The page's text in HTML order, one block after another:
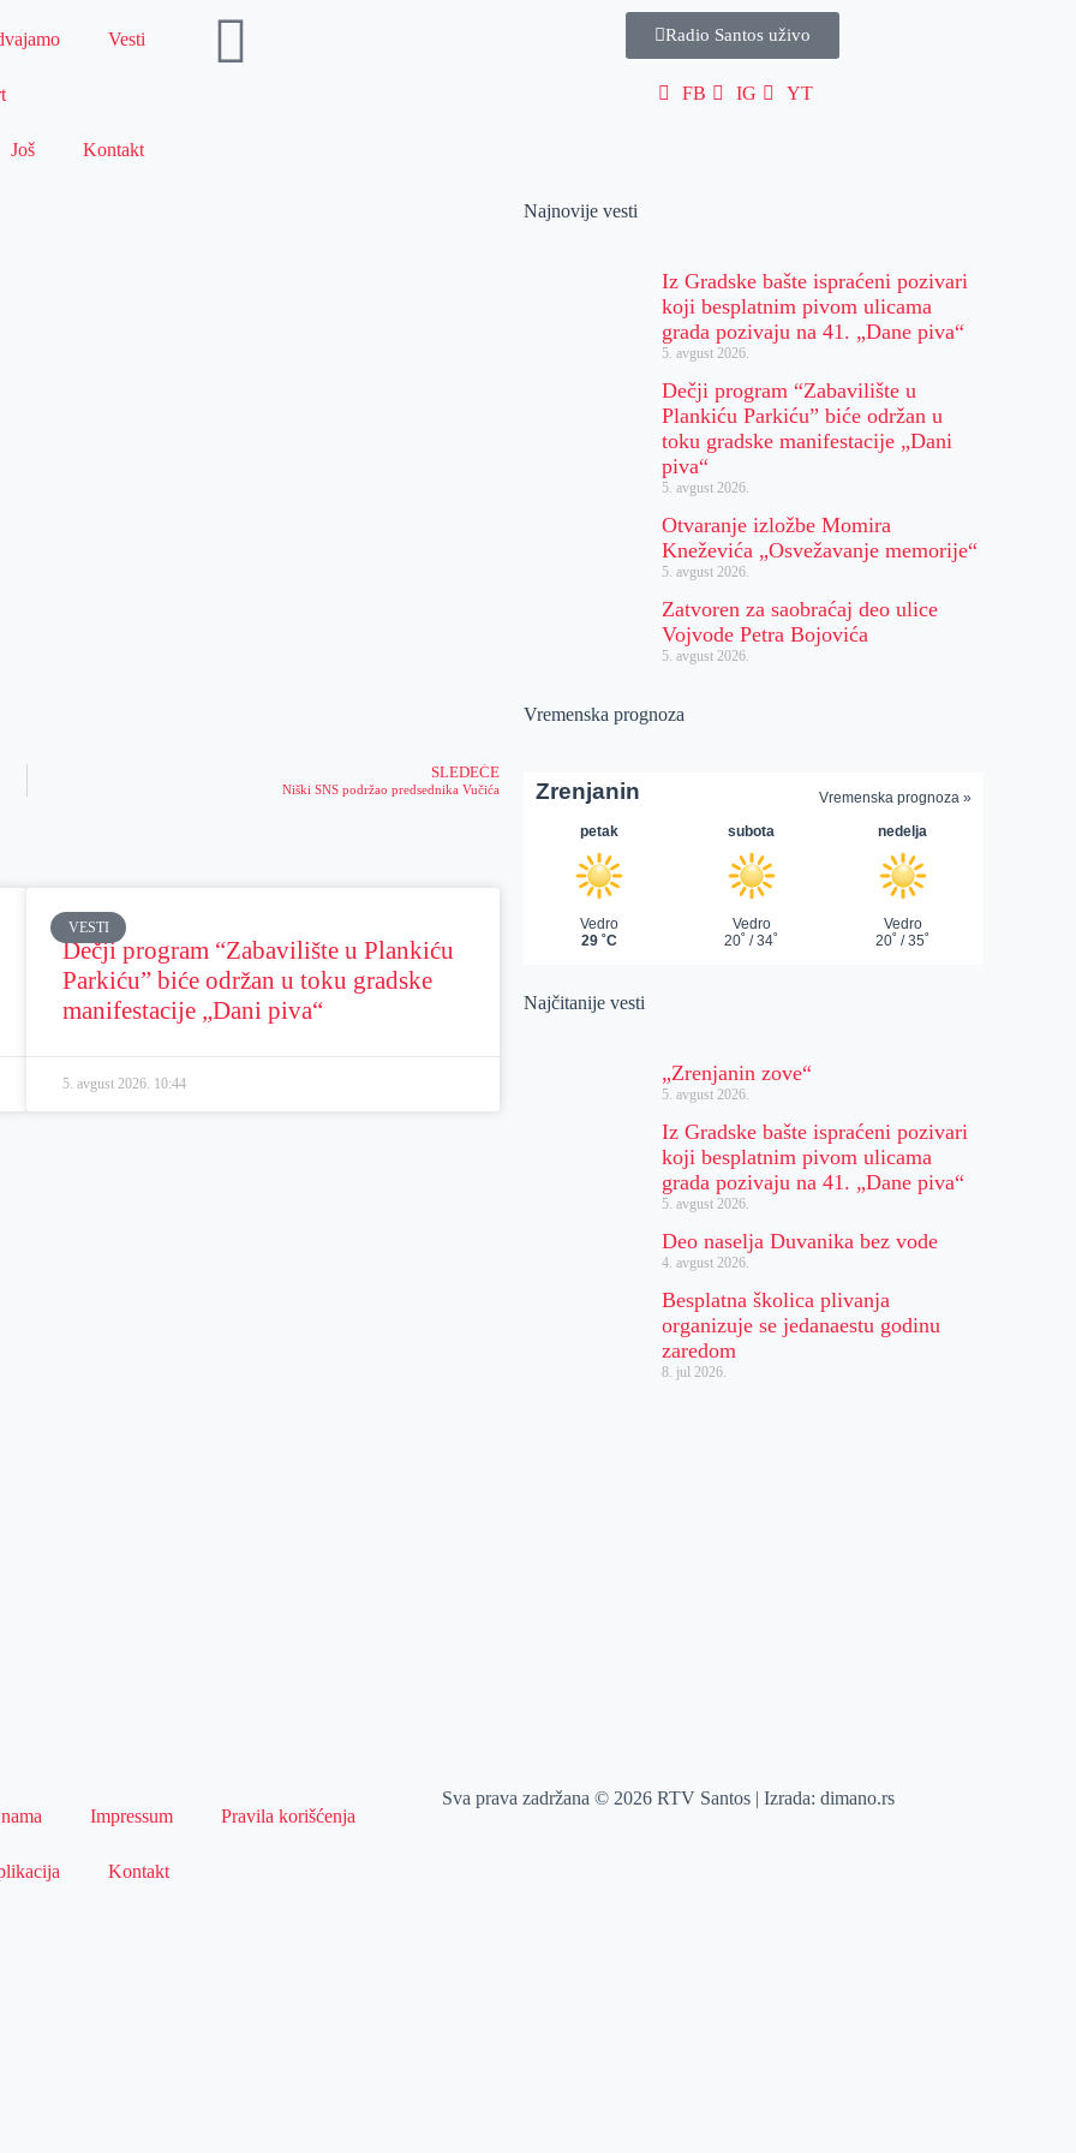
Vesti
Još Kontakt
Radio Santos uživo
FB IG YT
SLEDEĆE
Niški SNS podržao predsednika Vučića
VESTI
Dečji program “Zabavilište u Plankiću
Parkiću” biće održan u toku gradske
manifestacije „Dani piva“
5. avgust 2026. 10:44
Najnovije vesti
Iz Gradske bašte ispraćeni pozivari
koji besplatnim pivom ulicama
grada pozivaju na 41. „Dane piva“
5. avgust 2026.
Dečji program “Zabavilište u
Plankiću Parkiću” biće održan u
toku gradske manifestacije „Dani
piva“
5. avgust 2026.
Otvaranje izložbe Momira
Kneževića „Osvežavanje memorije“
5. avgust 2026.
Zatvoren za saobraćaj deo ulice
Vojvode Petra Bojovića
5. avgust 2026.
Vremenska prognoza
Najčitanije vesti
„Zrenjanin zove“
5. avgust 2026.
Iz Gradske bašte ispraćeni pozivari
koji besplatnim pivom ulicama
grada pozivaju na 41. „Dane piva“
5. avgust 2026.
Deo naselja Duvanika bez vode
4. avgust 2026.
Besplatna školica plivanja
organizuje se jedanaestu godinu
zaredom
8. jul 2026.
Impressum Pravila korišćenja
Kontakt
Sva prava zadržana © 2026 RTV Santos | Izrada:dimano.rs